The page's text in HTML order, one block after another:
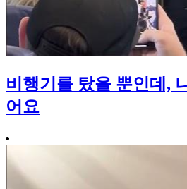
비행기를 탔을 뿐인데,
어요